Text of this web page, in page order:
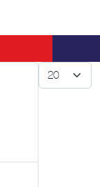
Toon #